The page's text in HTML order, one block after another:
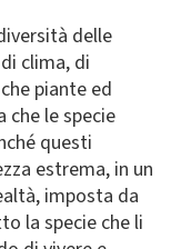
delle
clima, di
piante ed
che le specie
questi
estrema, in un
imposta da
la specie che li